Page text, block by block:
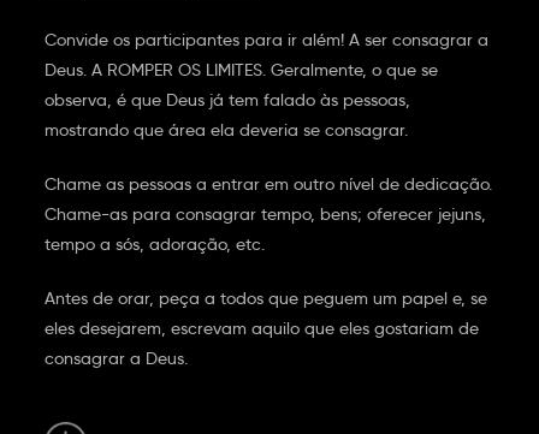
Convide os participantes para ir além! A ser consagrar a
Deus. A ROMPER OS LIMITES. Geralmente, o que se
observa, é que Deus já tem falado às pessoas,
mostrando que área ela deveria se consagrar.
Chame as pessoas a entrar em outro nível de dedicação.
Chame-as para consagrar tempo, bens; oferecer jejuns,
tempo a sós, adoração, etc.
Antes de orar, peça a todos que peguem um papel e, se
eles desejarem, escrevam aquilo que eles gostariam de
consagrar a Deus.